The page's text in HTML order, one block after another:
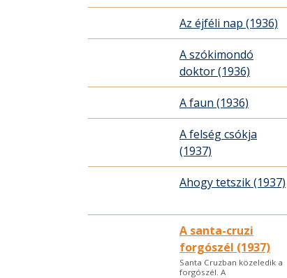
Az éjféli nap (1936)
A szókimondó
doktor (1936)
A faun (1936)
A felség csókja
(1937)
Ahogy tetszik (1937)
A santa-cruzi
forgószél (1937)
Santa Cruzban közeledik a
forgószél. A